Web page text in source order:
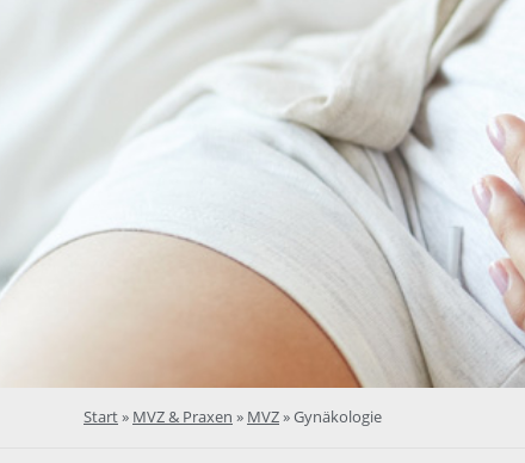
Start» MVZ & Praxen » MVZ»Gynäkologie